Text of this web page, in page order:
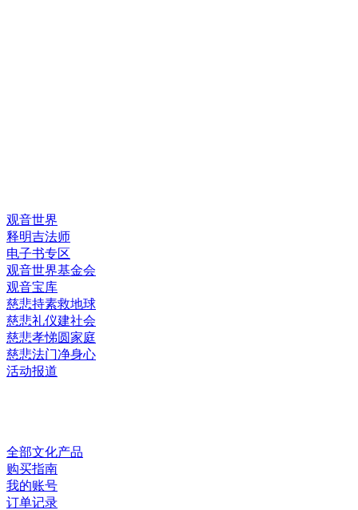
观音世界
释明吉法师
电子书专区
观音世界基金会
观音宝库
慈悲持素救地球
慈悲礼仪建社会
慈悲孝悌圆家庭
慈悲法门净身心
活动报道
全部文化产品
购买指南
我的账号
订单记录